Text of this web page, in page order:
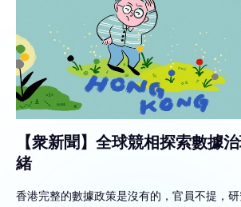
【衆新聞】全球競相探索數據
緒
香港完整的數據政策是沒有的，官員不提，